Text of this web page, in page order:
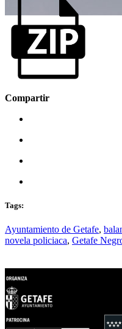
Compartir
Tags:
Ayuntamiento de Getafe,
novela policiaca, Getafe